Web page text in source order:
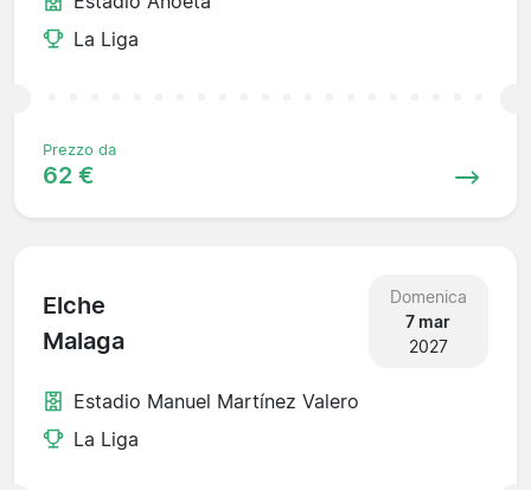
La Liga
Prezzo da
62 €
Elche
Malaga
Domenica
7 mar
2027
Estadio Manuel Martínez Valero
La Liga